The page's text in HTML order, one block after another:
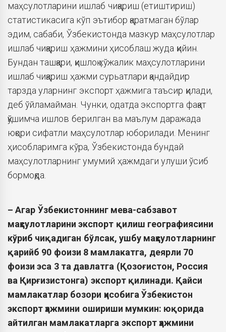
маҳсулотларини ишлаб чиқариш (етиштириш)
статистикасига кўп эътибор қаратмаган бўлар
эдим, сабаби, Ўзбекистонда мазкур маҳсулотлар
ишлаб чиқариш ҳажмини ҳисоблаш жуда қийин.
Бундан ташқари, қишлоқ хўжалик маҳсулотларини
ишлаб чиқариш ҳажми сурьатлари қандайдир
тарзда уларнинг экспорт ҳажмига таъсир қилади,
деб ўйламайман. Чунки, одатда экспортга фақат
қўшимча ишлов берилган ва маълум даражада
юқори сифатли маҳсулотлар юборилади. Менинг
ҳисобларимга кўра, Ўзбекистонда бундай
маҳсулотларнинг умумий ҳажмдаги улуши ўсиб
бормоқда.
– Агар Ўзбекистоннинг мева-сабзавот
маҳсулотларини экспорт қилиш географиясини
кўриб чиқадиган бўлсак, ушбу маҳсулотларнинг
қарийб 90 фоизи 8 мамлакатга, деярли 70
фоизи эса 3 та давлатга (Қозоғистон, Россия
ва Қирғизистонга) экспорт қилинади. Қайси
мамлакатлар бозори ҳисобига Ўзбекистон
экспорт ҳажмини ошириши мумкин: юқорида
айтилган мамлакатларга экспорт ҳажмини